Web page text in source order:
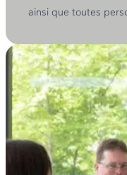
ainsi que toutes